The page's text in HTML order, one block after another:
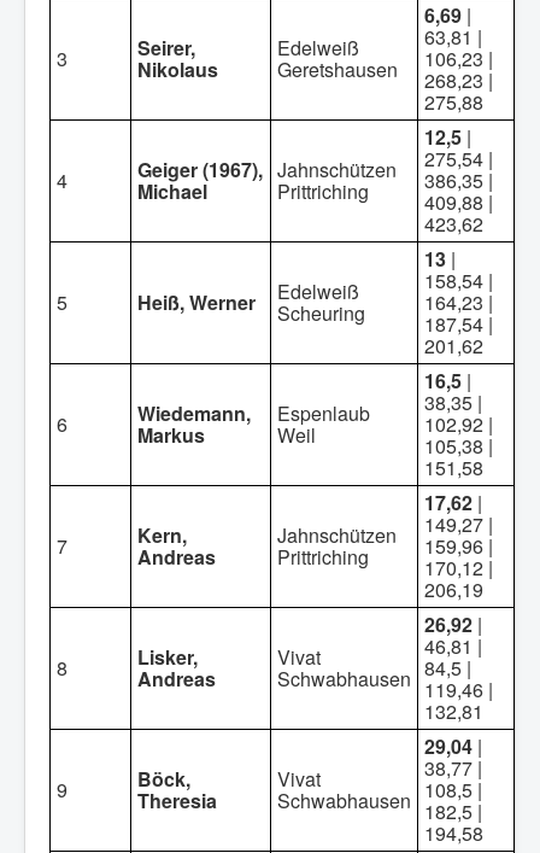
3 Seirer,
Nikolaus
Edelweiß
Geretshausen
6,69 |
63,81 |
106,23 |
268,23 |
275,88
4 Geiger (1967),
Michael
Jahnschützen
Prittriching
12,5 |
275,54 |
386,35 |
409,88 |
423,62
5 Heiß, Werner Edelweiß
Scheuring
13 |
158,54 |
164,23 |
187,54 |
201,62
6 Wiedemann,
Markus
Espenlaub
Weil
16,5 |
38,35 |
102,92 |
105,38 |
151,58
7 Kern,
Andreas
Jahnschützen
Prittriching
17,62 |
149,27 |
159,96 |
170,12 |
206,19
8 Lisker,
Andreas
Vivat
Schwabhausen
26,92 |
46,81 |
84,5 |
119,46 |
132,81
9 Böck,
Theresia
Vivat
Schwabhausen
29,04 |
38,77 |
108,5 |
182,5 |
194,58